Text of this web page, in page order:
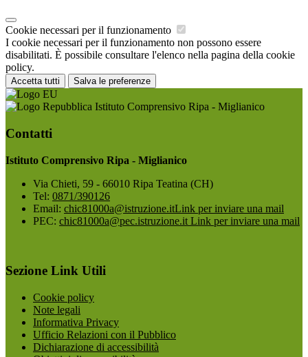
Cookie necessari per il funzionamento
I cookie necessari per il funzionamento non possono essere
disabilitati. È possibile consultare l'elenco nella pagina della cookie
policy.
Accetta tutti Salva le preferenze
Istituto Comprensivo Ripa - Miglianico
Contatti
Istituto Comprensivo Ripa - Miglianico
Via Chieti, 59 - 66010 Ripa Teatina (CH)
Tel: 0871/390126
Email: chic81000a@istruzione.itLink per inviare una mail
PEC: chic81000a@pec.istruzione.it Link per inviare una mail
Sezione Link Utili
Cookie policy
Note legali
Informativa Privacy
Ufficio Relazioni con il Pubblico
Dichiarazione di accessibilità